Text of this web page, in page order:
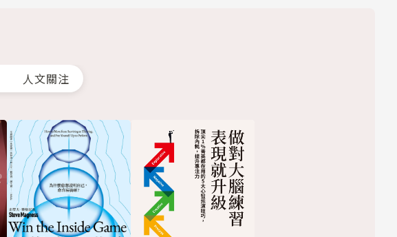
人文關注